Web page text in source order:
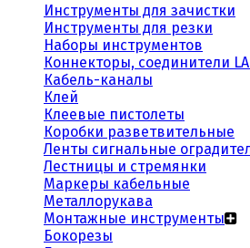
Инструменты для зачистки
Инструменты для резки
Наборы инструментов
Коннекторы, соединители
Кабель-каналы
Клей
Клеевые пистолеты
Коробки разветвительные
Ленты сигнальные
Лестницы и стремянки
Маркеры кабельные
Металлорукава
Монтажные инструменты
Бокорезы